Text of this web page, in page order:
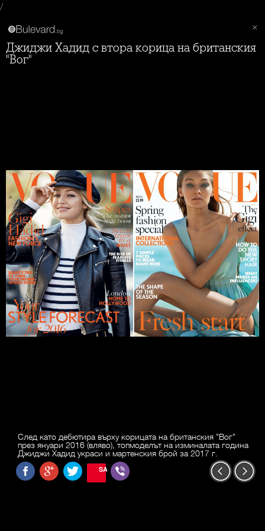
/
Джиджи Хадид с втора корица на британския
"Вог"
След като дебютира върху корицата на британския "Вог"
през януари 2016 (вляво), топмоделът на изминалата година
Джиджи Хадид украси и мартенския брой за 2017 г.
SAVE